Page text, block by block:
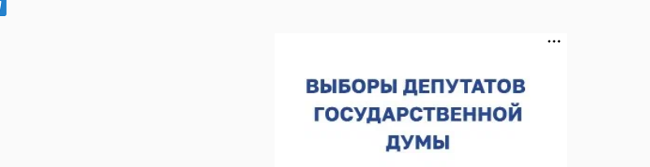
В Нижегородской области выбрали лучшего
лесного пожарного
07.08.2026 13:48